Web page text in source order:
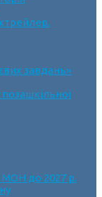
завдань»
МОН до 2027 р.